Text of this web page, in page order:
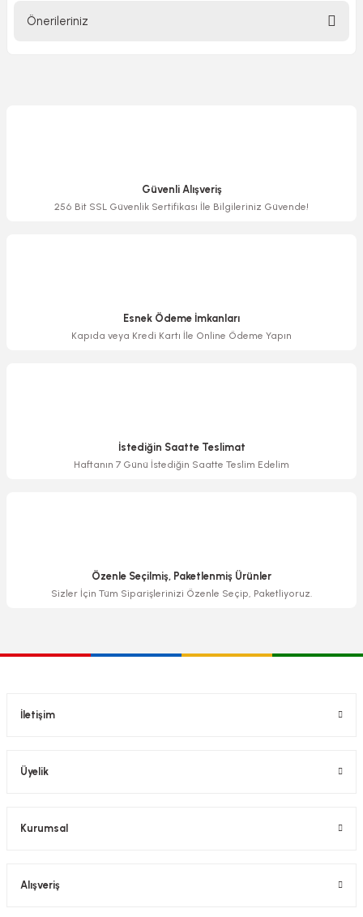
Önerileriniz
Ürün bilgilerinde hatalar bulunuyor.
Güvenli Alışveriş
256 Bit SSL Güvenlik Sertifikası İle Bilgileriniz Güvende!
Esnek Ödeme İmkanları
Kapıda veya Kredi Kartı İle Online Ödeme Yapın
İstediğin Saatte Teslimat
Haftanın 7 Günü İstediğin Saatte Teslim Edelim
Özenle Seçilmiş, Paketlenmiş Ürünler
Sizler İçin Tüm Siparişlerinizi Özenle Seçip, Paketliyoruz.
İletişim
Üyelik
Kurumsal
Alışveriş